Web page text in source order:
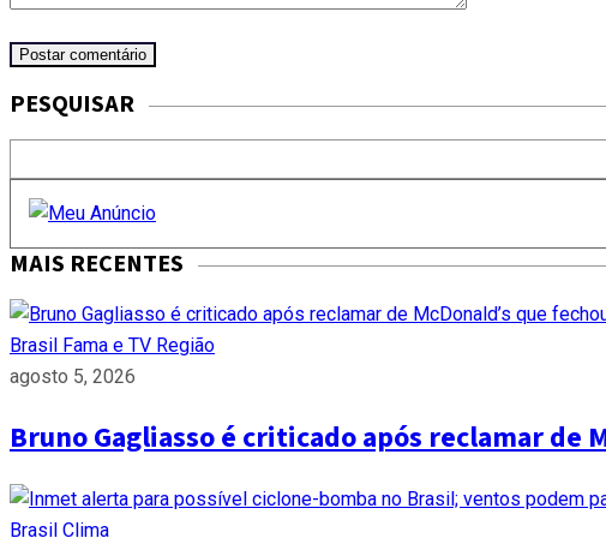
PESQUISAR
MAIS RECENTES
Brasil Fama e TV Região
agosto 5, 2026
Bruno Gagliasso é criticado após reclamar de
Brasil Clima